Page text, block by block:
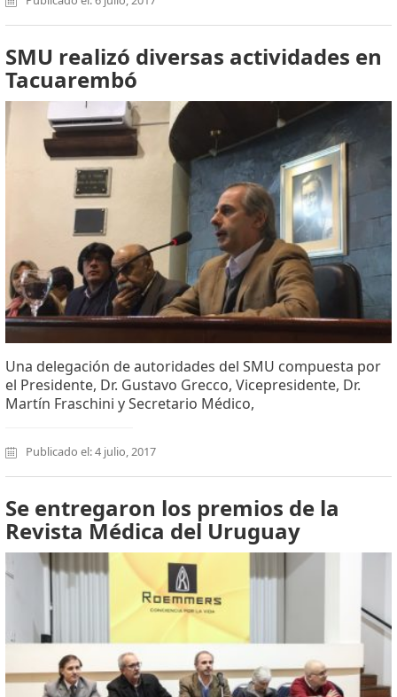
SMU realizó diversas actividades en
Tacuarembó
Una delegación de autoridades del SMU compuesta por
el Presidente, Dr. Gustavo Grecco, Vicepresidente, Dr.
Martín Fraschini y Secretario Médico,
Publicado el: 4 julio, 2017
Se entregaron los premios de la
Revista Médica del Uruguay